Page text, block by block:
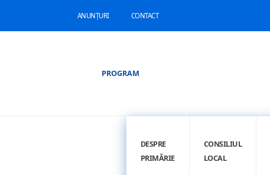
ANUNȚURI CONTACT
PROGRAM
DESPRE
PRIMĂRIE
CONSILIUL
LOCAL